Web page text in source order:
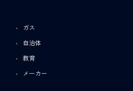
ガス
自治体
教育
メーカー